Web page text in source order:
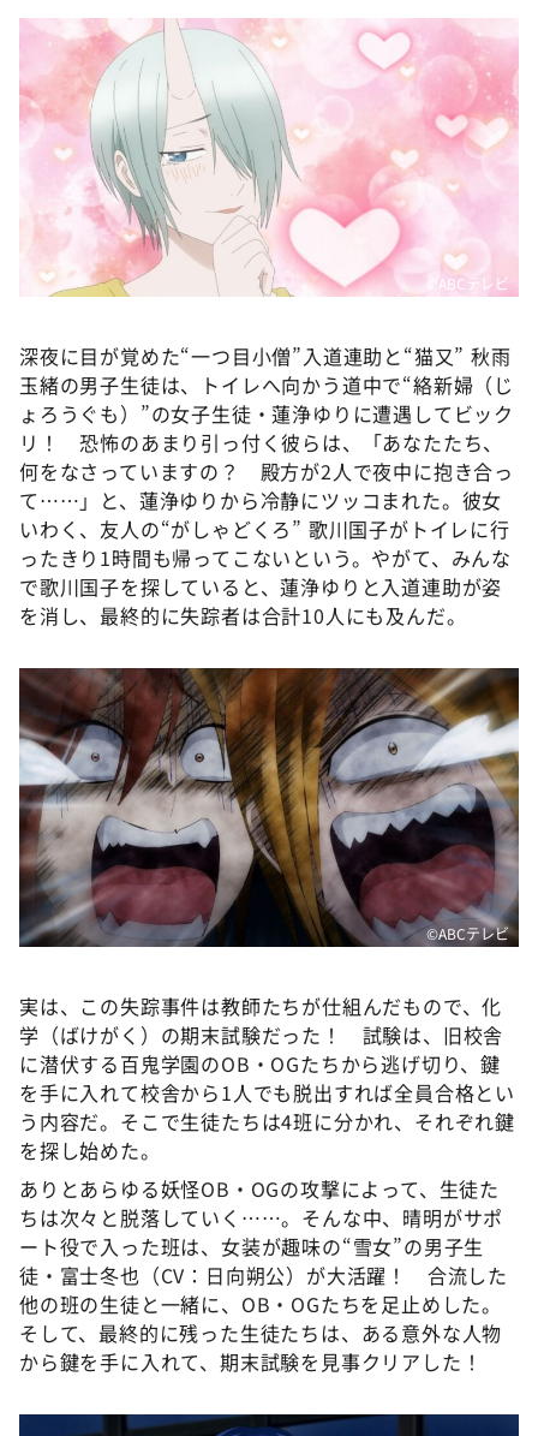
©️ABCテレビ
深夜に目が覚めた“一つ目小僧”入道連助と“猫又” 秋雨
玉緒の男子生徒は、トイレへ向かう道中で“絡新婦（じ
ょろうぐも）”の女子生徒・蓮浄ゆりに遭遇してビック
リ！ 恐怖のあまり引っ付く彼らは、「あなたたち、
何をなさっていますの？ 殿方が2人で夜中に抱き合っ
て……」と、蓮浄ゆりから冷静にツッコまれた。彼女
いわく、友人の“がしゃどくろ” 歌川国子がトイレに行
ったきり1時間も帰ってこないという。やがて、みんな
で歌川国子を探していると、蓮浄ゆりと入道連助が姿
を消し、最終的に失踪者は合計10人にも及んだ。
©️ABCテレビ
実は、この失踪事件は教師たちが仕組んだもので、化
学（ばけがく）の期末試験だった！ 試験は、旧校舎
に潜伏する百鬼学園のOB・OGたちから逃げ切り、鍵
を手に入れて校舎から1人でも脱出すれば全員合格とい
う内容だ。そこで生徒たちは4班に分かれ、それぞれ鍵
を探し始めた。
ありとあらゆる妖怪OB・OGの攻撃によって、生徒た
ちは次々と脱落していく……。そんな中、晴明がサポ
ート役で入った班は、女装が趣味の“雪女”の男子生
徒・富士冬也（CV：日向朔公）が大活躍！ 合流した
他の班の生徒と一緒に、OB・OGたちを足止めした。
そして、最終的に残った生徒たちは、ある意外な人物
から鍵を手に入れて、期末試験を見事クリアした！